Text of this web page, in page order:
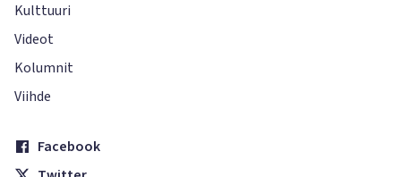
Kulttuuri
Videot
Kolumnit
Viihde
Facebook